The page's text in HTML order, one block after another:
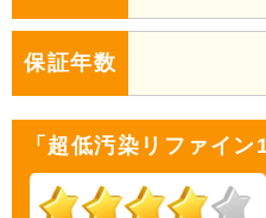
保証年数
「超低汚染リファイ